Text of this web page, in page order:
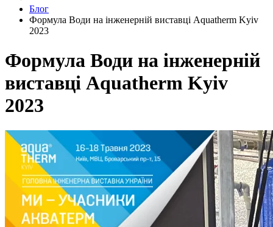
Блог
Формула Води на інженерній виставці Aquatherm Kyiv
2023
Формула Води на інженерній
виставці Aquatherm Kyiv
2023